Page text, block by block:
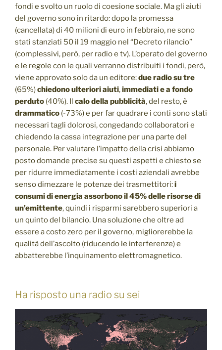
fondi e svolto un ruolo di coesione sociale. Ma gli aiuti
del governo sono in ritardo: dopo la promessa
(cancellata) di 40 milioni di euro in febbraio, ne sono
stati stanziati 50 il 19 maggio nel “Decreto rilancio”
(complessivi, però, per radio e tv). L’operato del governo
e le regole con le quali verranno distribuiti i fondi, però,
viene approvato solo da un editore:due radio su tre
(65%)chiedono ulteriori aiuti,immediati e a fondo
perduto (40%). Il calo della pubblicità, del resto, è
drammatico (-73%) e per far quadrare i conti sono stati
necessari tagli dolorosi, congedando collaboratori e
chiedendo la cassa integrazione per una parte del
personale. Per valutare l’impatto della crisi abbiamo
posto domande precise su questi aspetti e chiesto se
per ridurre immediatamente i costi aziendali avrebbe
senso dimezzare le potenze dei trasmettitori:i
consumi di energia assorbono il 45% delle risorse di
un’emittente, quindi i risparmi sarebbero superiori a
un quinto del bilancio. Una soluzione che oltre ad
essere a costo zero per il governo, migliorerebbe la
qualità dell’ascolto (riducendo le interferenze) e
abbatterebbe l’inquinamento elettromagnetico.
Ha risposto una radio su sei